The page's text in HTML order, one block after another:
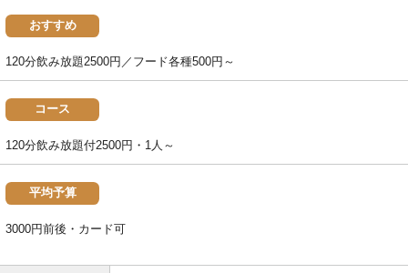
おすすめ
120分飲み放題2500円／フード各種500円～
コース
120分飲み放題付2500円・1人～
平均予算
3000円前後・カード可